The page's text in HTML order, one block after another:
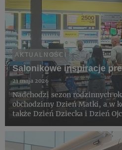
AKTUALNOŚCI
Salonikowe inspiracje
21 maja 2026
Nadchodzi sezon rodzinnych
obchodzimy Dzień Matki, a w
także Dzień Dziecka i Dzień
zachęcają klientów
zapoznania się z szero...